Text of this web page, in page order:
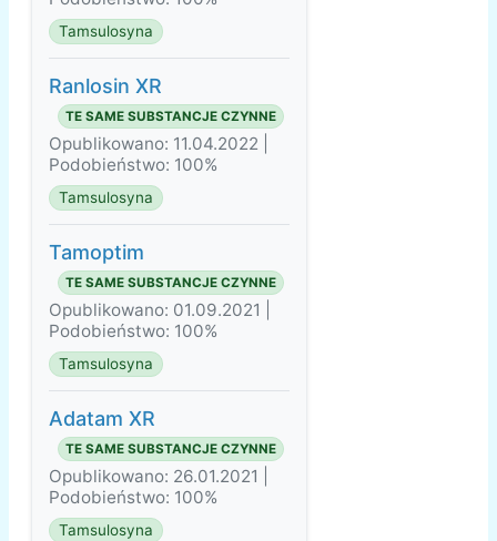
Tamsulosyna
Ranlosin XR
TE SAME SUBSTANCJE CZYNNE
Opublikowano: 11.04.2022 |
Podobieństwo: 100%
Tamsulosyna
Tamoptim
TE SAME SUBSTANCJE CZYNNE
Opublikowano: 01.09.2021 |
Podobieństwo: 100%
Tamsulosyna
Adatam XR
TE SAME SUBSTANCJE CZYNNE
Opublikowano: 26.01.2021 |
Podobieństwo: 100%
Tamsulosyna